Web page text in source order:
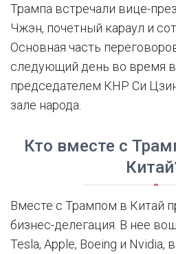
Трампа встречали вице-
Чжэн, почетный караул и
Основная часть
следующий день во время
председателем КНР Си
зале народа.
Кто вместе с
Вместе с Трампом в Китай
бизнес-делегация. В нее
Tesla, Apple, Boeing и Nvidia,